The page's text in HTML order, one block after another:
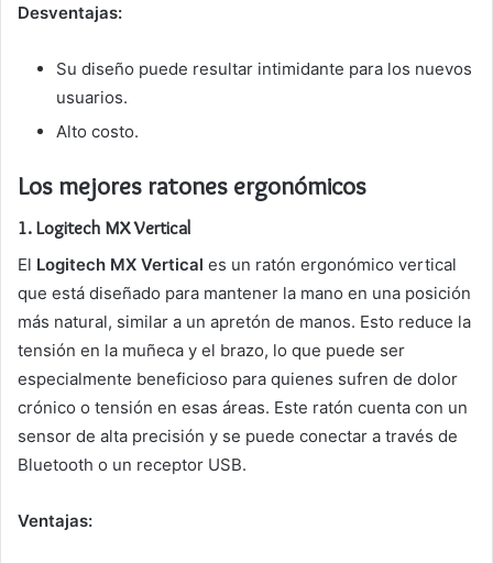
Desventajas:
Su diseño puede resultar intimidante para los nuevos
usuarios.
Alto costo.
Los mejores ratones ergonómicos
1. Logitech MX Vertical
El Logitech MX Vertical es un ratón ergonómico vertical
que está diseñado para mantener la mano en una posición
más natural, similar a un apretón de manos. Esto reduce la
tensión en la muñeca y el brazo, lo que puede ser
especialmente beneficioso para quienes sufren de dolor
crónico o tensión en esas áreas. Este ratón cuenta con un
sensor de alta precisión y se puede conectar a través de
Bluetooth o un receptor USB.
Ventajas: